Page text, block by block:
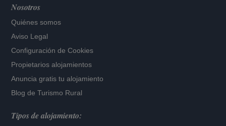
Nosotros
Quiénes somos
Aviso Legal
Configuración de Cookies
Propietarios alojamientos
Anuncia gratis tu alojamiento
Blog de Turismo Rural
Tipos de alojamiento: